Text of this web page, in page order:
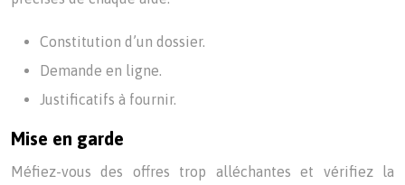
Constitution d’un dossier.
Demande en ligne.
Justificatifs à fournir.
Mise en garde
Méfiez-vous des offres trop alléchantes et vérifiez la